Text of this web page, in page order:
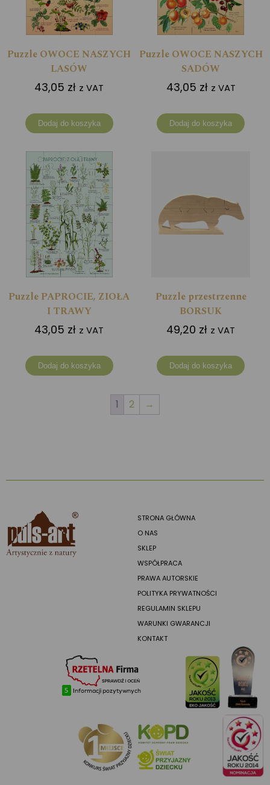
Puzzle OWOCE NASZYCH
LASÓW
43,05 zł z VAT
Dodaj do koszyka
Puzzle OWOCE NASZYCH
SADÓW
43,05 zł z VAT
Dodaj do koszyka
Puzzle PAPROCIE, ZIOŁA
I TRAWY
43,05 zł z VAT
Dodaj do koszyka
Puzzle przestrzenne
BORSUK
49,20 zł z VAT
Dodaj do koszyka
1 2 →
STRONA GŁÓWNA
O NAS
SKLEP
WSPÓŁPRACA
PRAWA AUTORSKIE
POLITYKA PRYWATNOŚCI
REGULAMIN SKLEPU
WARUNKI GWARANCJI
KONTAKT